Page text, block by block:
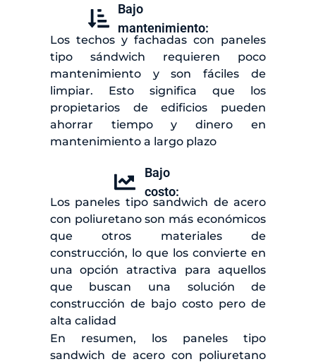
Bajo
mantenimiento:
Los techos y fachadas con paneles
tipo sándwich requieren poco
mantenimiento y son fáciles de
limpiar. Esto significa que los
propietarios de edificios pueden
ahorrar tiempo y dinero en
mantenimiento a largo plazo
Bajo
costo:
Los paneles tipo sandwich de acero
con poliuretano son más económicos
que otros materiales de
construcción, lo que los convierte en
una opción atractiva para aquellos
que buscan una solución de
construcción de bajo costo pero de
alta calidad
En resumen, los paneles tipo
sandwich de acero con poliuretano